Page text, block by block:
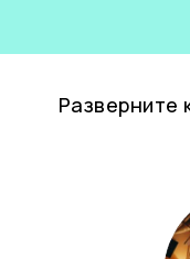
Разверните